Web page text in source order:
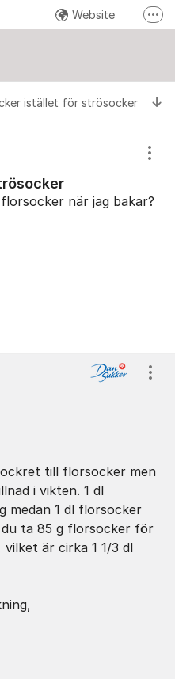
Website
YouTube
istället för strösocker
när jag bakar?
till florsocker men
i vikten. 1 dl
medan 1 dl florsocker
ta 85 g florsocker för
är cirka 1 1/3 dl